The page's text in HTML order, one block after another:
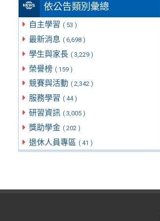
依公告類別彙總
自主學習 ( 53 )
最新消息 ( 6,698 )
學生與家長 ( 3,229 )
榮譽榜 ( 159 )
競賽與活動 ( 2,342 )
服務學習 ( 44 )
研習資訊 ( 3,005 )
獎助學金 ( 202 )
退休人員專區 ( 41 )